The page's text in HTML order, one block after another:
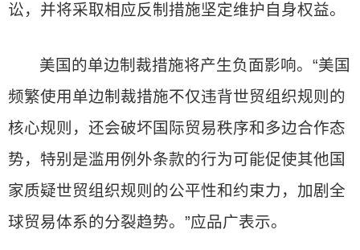
讼，并将采取相应反制措施坚定维护自身权益。
美国的单边制裁措施将产生负面影响。“美国
频繁使用单边制裁措施不仅违背世贸组织规则的
核心规则，还会破坏国际贸易秩序和多边合作态
势，特别是滥用例外条款的行为可能促使其他国
家质疑世贸组织规则的公平性和约束力，加剧全
球贸易体系的分裂趋势。”应品广表示。